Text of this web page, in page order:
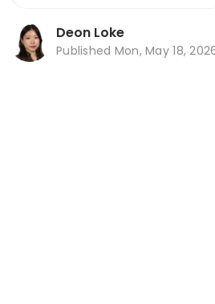
Deon Loke
Published Mon, May 18,